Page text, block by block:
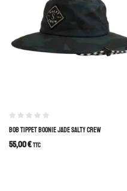
BOB TIPPET BOONIE JADE SALTY CREW
55,00€TTC